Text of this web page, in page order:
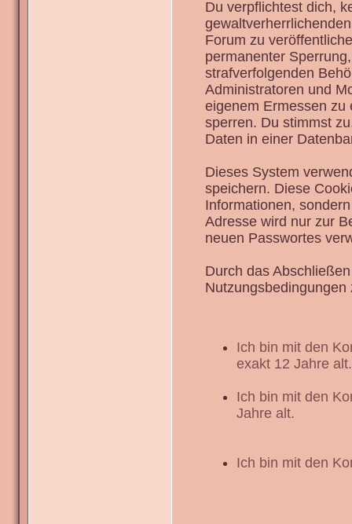
Du verpflichtest dich,
Forum zu
permanenter
strafverfolgenden
Administratoren und
eigenem Ermessen zu
sperren. Du stimmst
Daten in einer
Dieses System
speichern. Diese
Informationen,
Adresse wird nur zur
neuen Passwortes
Durch das
Nutzungsbedingungen
Ich bin mit den
exakt 12 Jahre alt.
Ich bin mit den
Jahre alt.
Ich bin mit den